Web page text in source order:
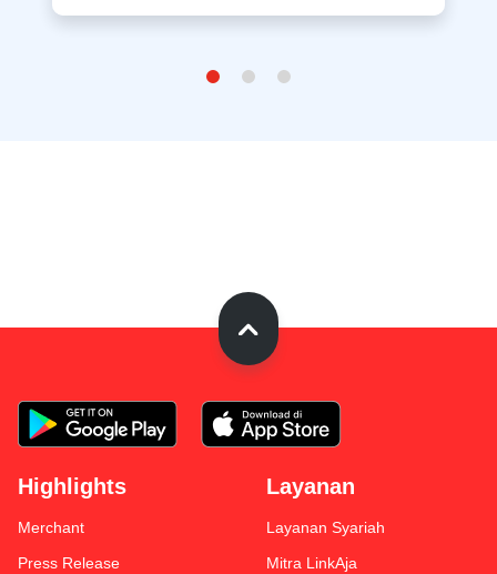
Highlights
Merchant
Press Release
Layanan
Layanan Syariah
Mitra LinkAja